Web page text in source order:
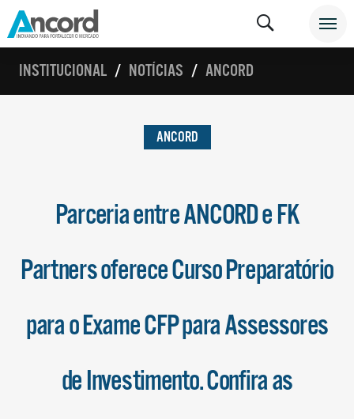
INSTITUCIONAL NOTÍCIAS ANCORD
ANCORD
Parceria entre ANCORD e FK
Partners oferece Curso Preparatório
para o Exame CFP para Assessores
de Investimento. Confira as